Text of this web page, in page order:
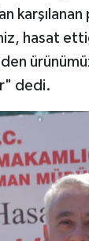
hasat
dedi.